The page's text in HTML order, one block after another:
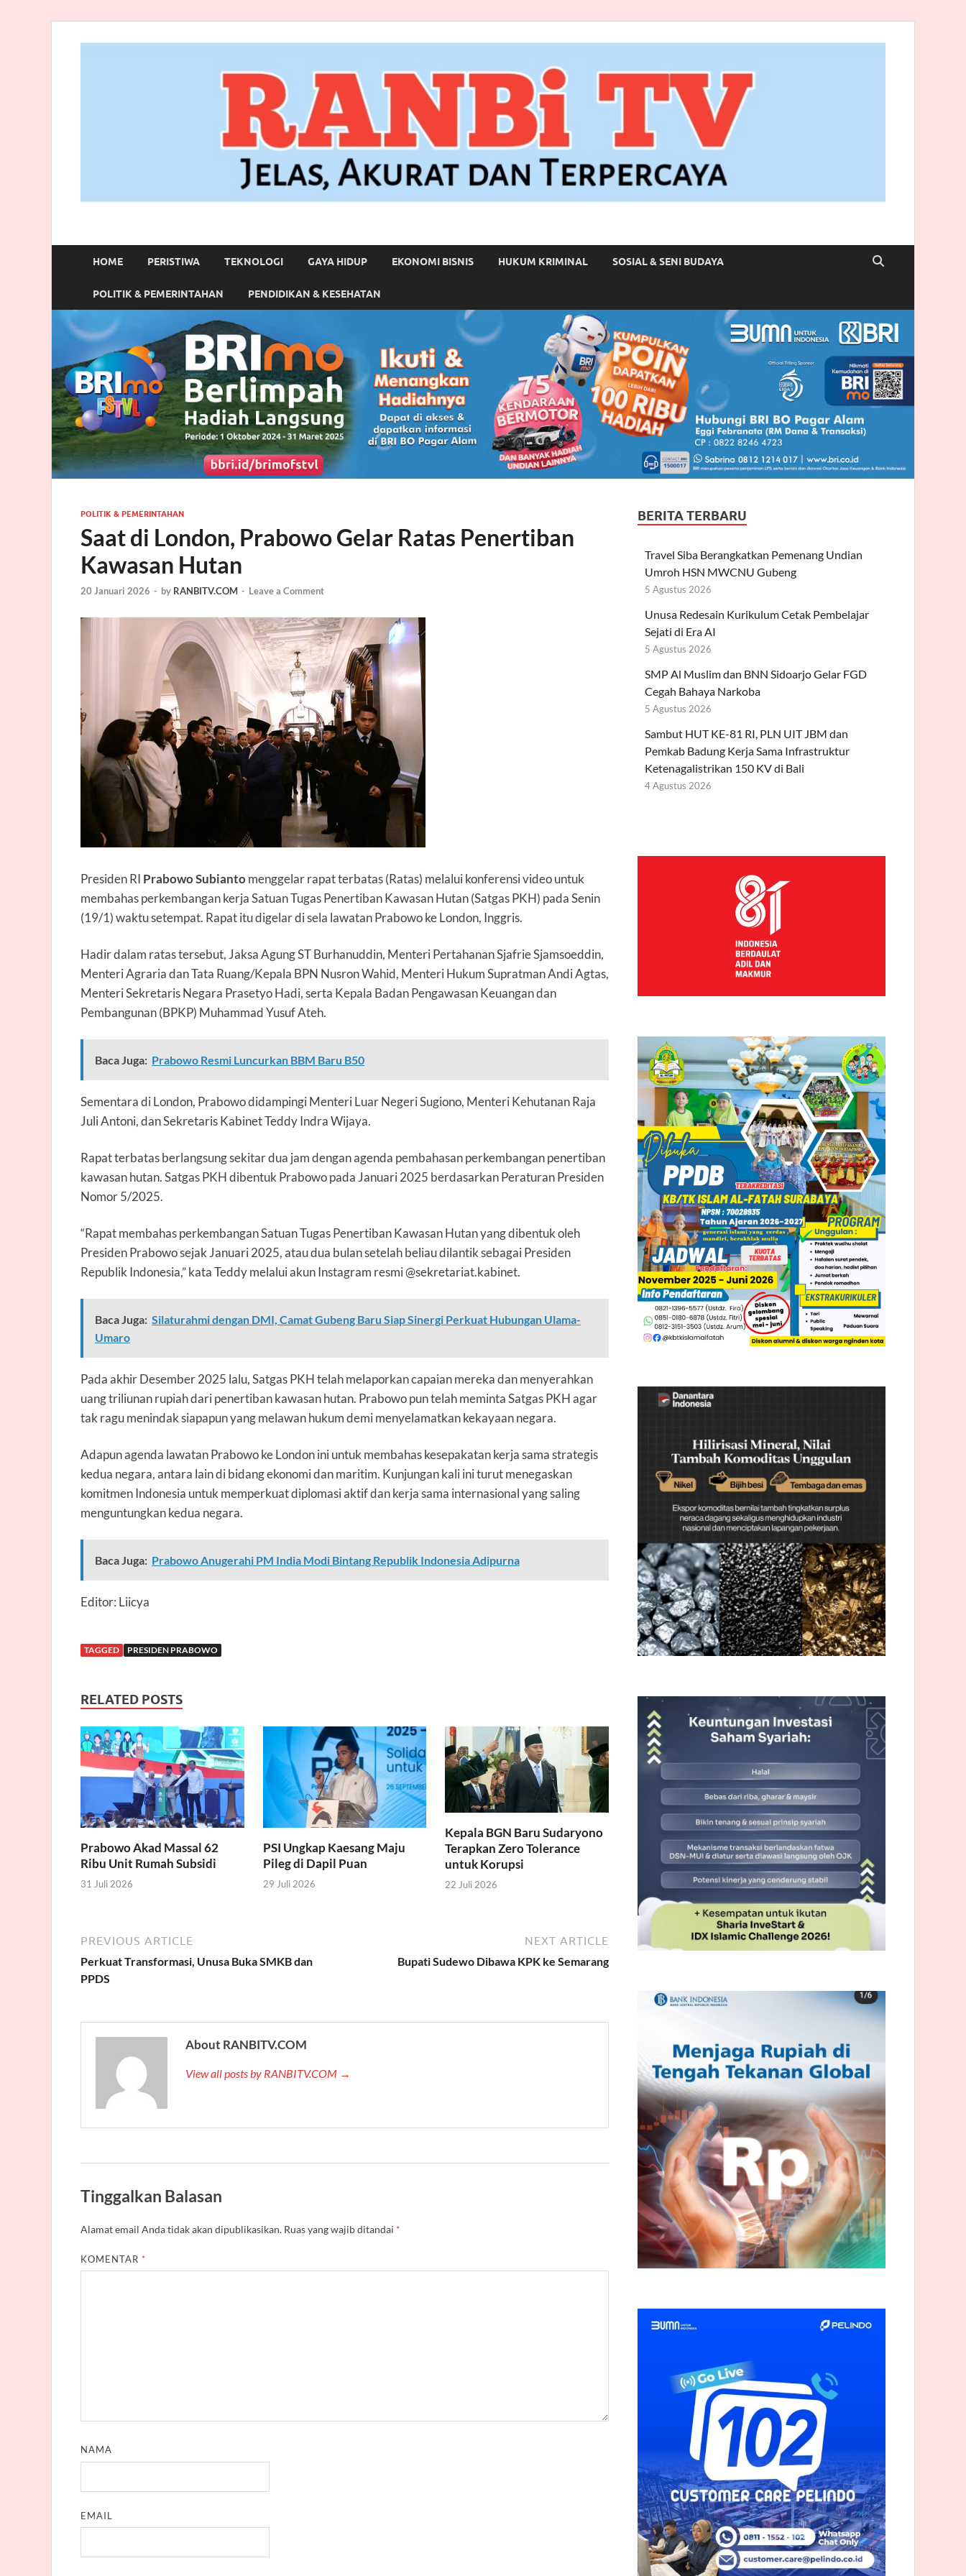
RANBITV.COM
HOME PERISTIWA TEKNOLOGI GAYA HIDUP EKONOMI BISNIS HUKUM KRIMINAL SOSIAL & SENI BUDAYA
POLITIK & PEMERINTAHAN PENDIDIKAN & KESEHATAN
POLITIK & PEMERINTAHAN
Saat di London, Prabowo Gelar Ratas Penertiban
Kawasan Hutan
20 Januari 2026 - by RANBITV.COM - Leave a Comment
Presiden RI Prabowo Subianto menggelar rapat terbatas (Ratas) melalui konferensi video untuk
membahas perkembangan kerja Satuan Tugas Penertiban Kawasan Hutan (Satgas PKH) pada Senin
(19/1) waktu setempat. Rapat itu digelar di sela lawatan Prabowo ke London, Inggris.
Hadir dalam ratas tersebut, Jaksa Agung ST Burhanuddin, Menteri Pertahanan Sjafrie Sjamsoeddin,
Menteri Agraria dan Tata Ruang/Kepala BPN Nusron Wahid, Menteri Hukum Supratman Andi Agtas,
Menteri Sekretaris Negara Prasetyo Hadi, serta Kepala Badan Pengawasan Keuangan dan
Pembangunan (BPKP) Muhammad Yusuf Ateh.
Baca Juga: Prabowo Resmi Luncurkan BBM Baru B50
Sementara di London, Prabowo didampingi Menteri Luar Negeri Sugiono, Menteri Kehutanan Raja
Juli Antoni, dan Sekretaris Kabinet Teddy Indra Wijaya.
Rapat terbatas berlangsung sekitar dua jam dengan agenda pembahasan perkembangan penertiban
kawasan hutan. Satgas PKH dibentuk Prabowo pada Januari 2025 berdasarkan Peraturan Presiden
Nomor 5/2025.
“Rapat membahas perkembangan Satuan Tugas Penertiban Kawasan Hutan yang dibentuk oleh
Presiden Prabowo sejak Januari 2025, atau dua bulan setelah beliau dilantik sebagai Presiden
Republik Indonesia,” kata Teddy melalui akun Instagram resmi @sekretariat.kabinet.
Baca Juga: Silaturahmi dengan DMI, Camat Gubeng Baru Siap Sinergi Perkuat Hubungan Ulama-
Umaro
Pada akhir Desember 2025 lalu, Satgas PKH telah melaporkan capaian mereka dan menyerahkan
uang triliunan rupiah dari penertiban kawasan hutan. Prabowo pun telah meminta Satgas PKH agar
tak ragu menindak siapapun yang melawan hukum demi menyelamatkan kekayaan negara.
Adapun agenda lawatan Prabowo ke London ini untuk membahas kesepakatan kerja sama strategis
kedua negara, antara lain di bidang ekonomi dan maritim. Kunjungan kali ini turut menegaskan
komitmen Indonesia untuk memperkuat diplomasi aktif dan kerja sama internasional yang saling
menguntungkan kedua negara.
Baca Juga: Prabowo Anugerahi PM India Modi Bintang Republik Indonesia Adipurna
Editor: Liicya
TAGGED PRESIDEN PRABOWO
RELATED POSTS
Prabowo Akad Massal 62
Ribu Unit Rumah Subsidi
31 Juli 2026
PSI Ungkap Kaesang Maju
Pileg di Dapil Puan
29 Juli 2026
Kepala BGN Baru Sudaryono
Terapkan Zero Tolerance
untuk Korupsi
22 Juli 2026
PREVIOUS ARTICLE
Perkuat Transformasi, Unusa Buka SMKB dan
PPDS
NEXT ARTICLE
Bupati Sudewo Dibawa KPK ke Semarang
About RANBITV.COM
View all posts by RANBITV.COM →
Tinggalkan Balasan
Alamat email Anda tidak akan dipublikasikan. Ruas yang wajib ditandai *
KOMENTAR *
NAMA
EMAIL
BERITA TERBARU
Travel Siba Berangkatkan Pemenang Undian
Umroh HSN MWCNU Gubeng
5 Agustus 2026
Unusa Redesain Kurikulum Cetak Pembelajar
Sejati di Era AI
5 Agustus 2026
SMP Al Muslim dan BNN Sidoarjo Gelar FGD
Cegah Bahaya Narkoba
5 Agustus 2026
Sambut HUT KE-81 RI, PLN UIT JBM dan
Pemkab Badung Kerja Sama Infrastruktur
Ketenagalistrikan 150 KV di Bali
4 Agustus 2026